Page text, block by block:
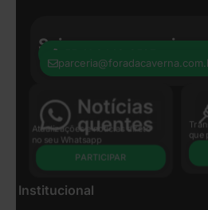
Seja nosso parceiro:
Atualizações e notícias direto
no seu Whatsapp
PARTICIPAR
que
Institucional